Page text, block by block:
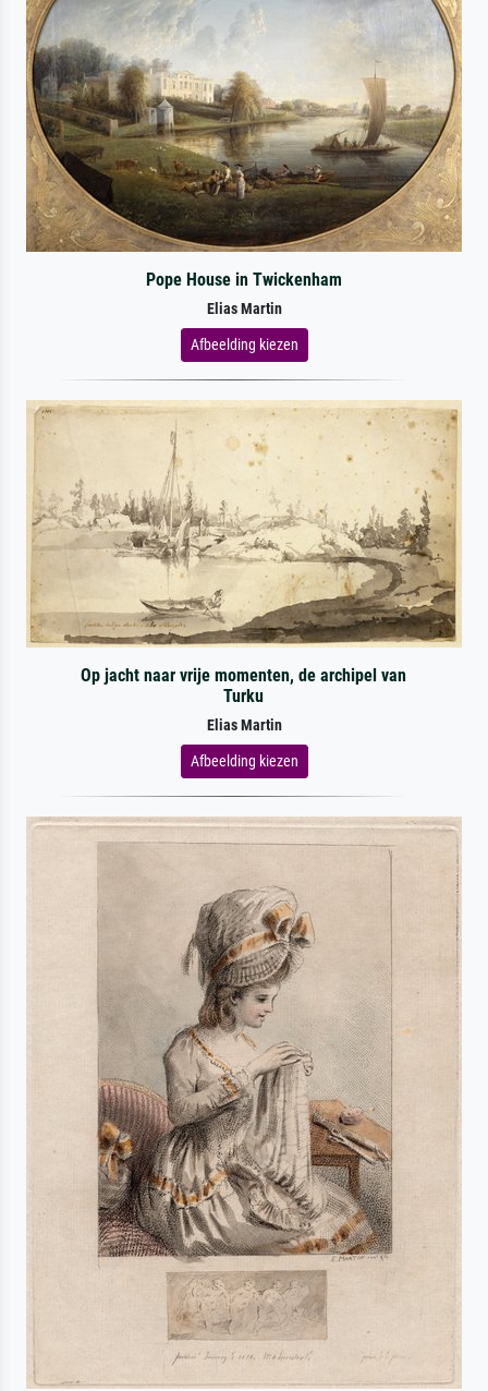
Pope House in Twickenham
Elias Martin
Afbeelding kiezen
Op jacht naar vrije momenten, de archipel van
Turku
Elias Martin
Afbeelding kiezen